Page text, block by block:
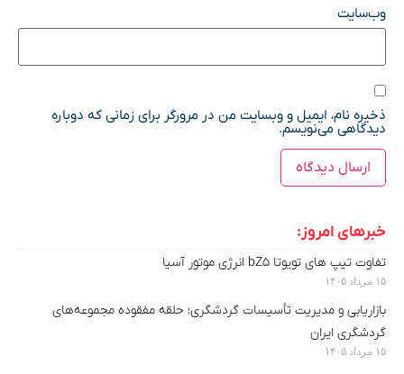
وب‌سایت
ذخیره نام، ایمیل و وبسایت من در مرورگر برای زمانی که دوباره
دیدگاهی می‌نویسم.
خبرهای امروز:
تفاوت تیپ های تویوتا bZ5 انرژی موتور آسیا
۱۵ مرداد ۱۴۰۵
بازاریابی و مدیریت تأسیسات گردشگری؛ حلقه مفقوده مجموعه‌های
گردشگری ایران
۱۵ مرداد ۱۴۰۵